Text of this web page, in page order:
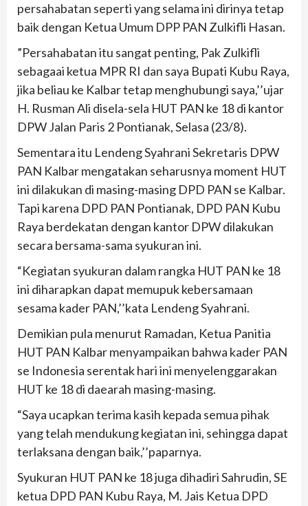
persahabatan seperti yang selama ini dirinya tetap
baik dengan Ketua Umum DPP PAN Zulkifli Hasan.
”Persahabatan itu sangat penting, Pak Zulkifli
sebagaai ketua MPR RI dan saya Bupati Kubu Raya,
jika beliau ke Kalbar tetap menghubungi saya,’’ujar
H. Rusman Ali disela-sela HUT PAN ke 18 di kantor
DPW Jalan Paris 2 Pontianak, Selasa (23/8).
Sementara itu Lendeng Syahrani Sekretaris DPW
PAN Kalbar mengatakan seharusnya moment HUT
ini dilakukan di masing-masing DPD PAN se Kalbar.
Tapi karena DPD PAN Pontianak, DPD PAN Kubu
Raya berdekatan dengan kantor DPW dilakukan
secara bersama-sama syukuran ini.
“Kegiatan syukuran dalam rangka HUT PAN ke 18
ini diharapkan dapat memupuk kebersamaan
sesama kader PAN,’’kata Lendeng Syahrani.
Demikian pula menurut Ramadan, Ketua Panitia
HUT PAN Kalbar menyampaikan bahwa kader PAN
se Indonesia serentak hari ini menyelenggarakan
HUT ke 18 di daearah masing-masing.
“Saya ucapkan terima kasih kepada semua pihak
yang telah mendukung kegiatan ini, sehingga dapat
terlaksana dengan baik,’’paparnya.
Syukuran HUT PAN ke 18 juga dihadiri Sahrudin, SE
ketua DPD PAN Kubu Raya, M. Jais Ketua DPD